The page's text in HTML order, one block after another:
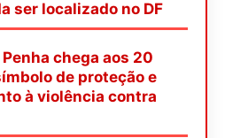
ser localizado no DF
chega aos 20
de proteção e
à violência contra